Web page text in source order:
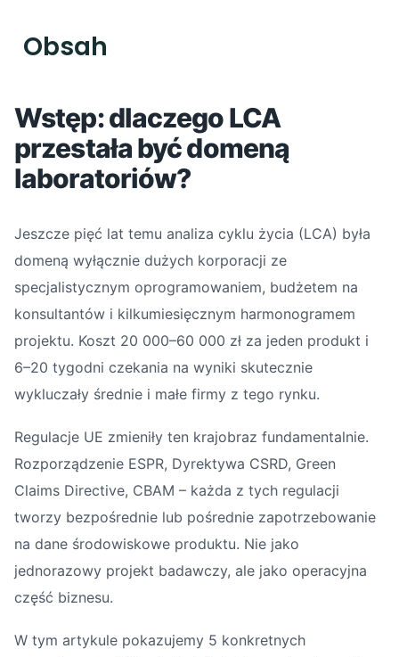
Obsah
Wstęp: dlaczego LCA
przestała być domeną
laboratoriów?
Jeszcze pięć lat temu analiza cyklu życia (LCA) była
domeną wyłącznie dużych korporacji ze
specjalistycznym oprogramowaniem, budżetem na
konsultantów i kilkumiesięcznym harmonogramem
projektu. Koszt 20 000–60 000 zł za jeden produkt i
6–20 tygodni czekania na wyniki skutecznie
wykluczały średnie i małe firmy z tego rynku.
Regulacje UE zmieniły ten krajobraz fundamentalnie.
Rozporządzenie ESPR, Dyrektywa CSRD, Green
Claims Directive, CBAM – każda z tych regulacji
tworzy bezpośrednie lub pośrednie zapotrzebowanie
na dane środowiskowe produktu. Nie jako
jednorazowy projekt badawczy, ale jako operacyjna
część biznesu.
W tym artykule pokazujemy 5 konkretnych